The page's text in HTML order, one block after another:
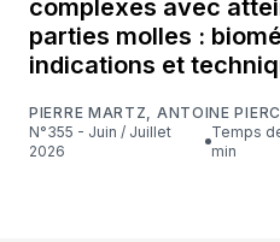
complexes avec
parties molles :
indications et
PIERRE MARTZ
ANTOINE
N°355 - Juin / Juillet
2026
Temps de lecture : 16
min